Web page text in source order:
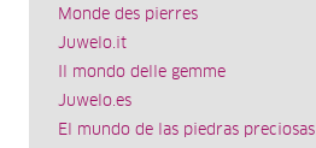
Monde des pierres
Juwelo.it
Il mondo delle gemme
Juwelo.es
El mundo de las piedras preciosas